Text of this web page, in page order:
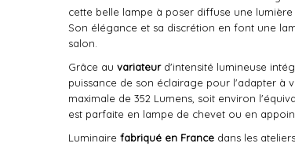
cette belle lampe à poser diffuse une
Son élégance et sa discrétion en font une
salon.
Grâce au variateurd'intensité lumineuse
puissance de son éclairage pour l'adapter à
maximale de 352 Lumens, soit environ
est parfaite en lampe de chevet ou en
Luminaire fabriqué en France dans les